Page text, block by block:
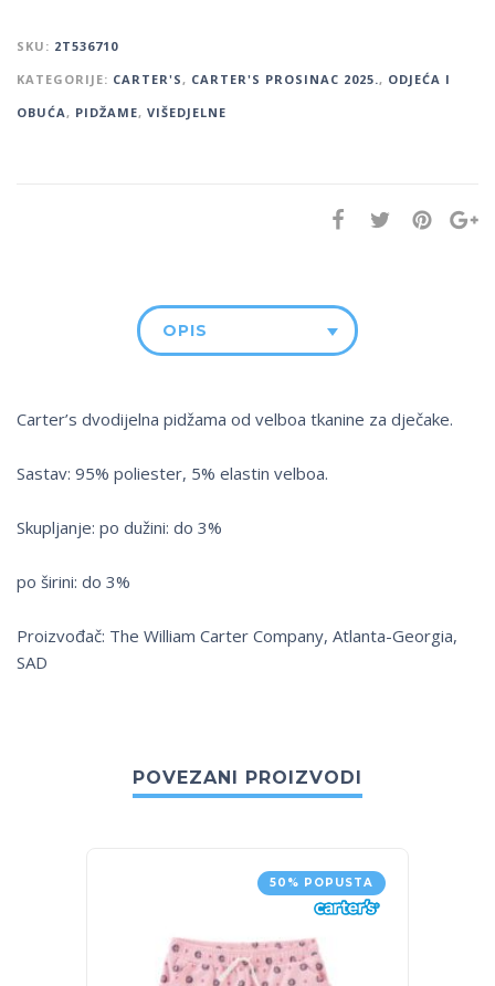
SKU: 2T536710
KATEGORIJE: CARTER'S, CARTER'S PROSINAC 2025., ODJEĆA I
OBUĆA, PIDŽAME, VIŠEDJELNE
OPIS
Carter’s dvodijelna pidžama od velboa tkanine za dječake.
Sastav: 95% poliester, 5% elastin velboa.
Skupljanje: po dužini: do 3%
po širini: do 3%
Proizvođač: The William Carter Company, Atlanta-Georgia,
SAD
POVEZANI PROIZVODI
50% POPUSTA